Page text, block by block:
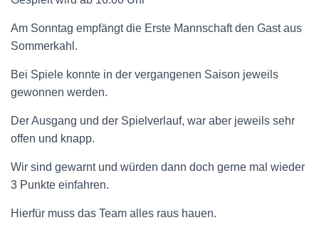
Am Sonntag empfängt die Erste Mannschaft den Gast aus
Sommerkahl.
Bei Spiele konnte in der vergangenen Saison jeweils
gewonnen werden.
Der Ausgang und der Spielverlauf, war aber jeweils sehr
offen und knapp.
Wir sind gewarnt und würden dann doch gerne mal wieder
3 Punkte einfahren.
Hierfür muss das Team alles raus hauen.